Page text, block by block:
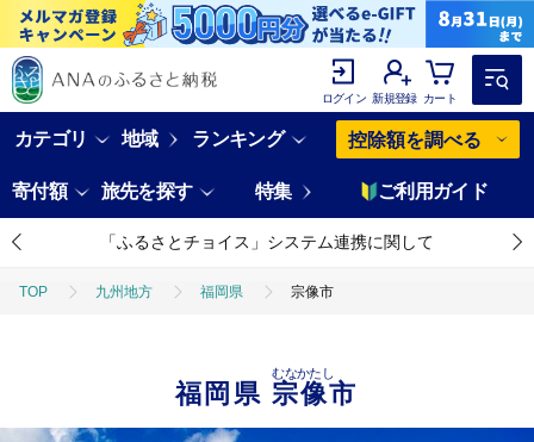
ログイン 新規登録 カート
カテゴリ 地域 ランキング 控除額を調べる
寄付額 旅先を探す 特集 ご利用ガイド
「ふるさとチョイス」システム連携に関して
TOP 九州地方 福岡県 宗像市
福岡県宗像市
むなかたし